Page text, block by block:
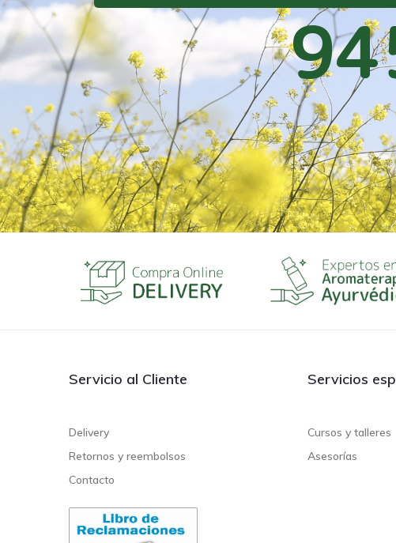
Servicio al Cliente
Delivery
Retornos y reembolsos
Contacto
Servicios
Cursos y talleres
Asesorías